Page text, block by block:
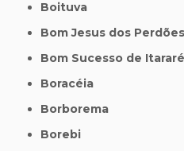
Boituva
Bom Jesus dos Perdões
Bom Sucesso de Itararé
Boracéia
Borborema
Borebi